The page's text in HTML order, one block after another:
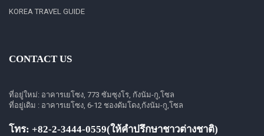
KOREA TRAVEL GUIDE
CONTACT US
ที่อยู่ใหม่: อาคารเยโซง, 773 ซัมซุงโร, กังนัม-กู,โซล
ที่อยู่เดิม : อาคารเยโซง, 6-12 ชองดัมโดง,กังนัม-กู,โซล
โทร: +82-2-3444-0559(ให้คำปรึกษาชาวต่างชาติ)